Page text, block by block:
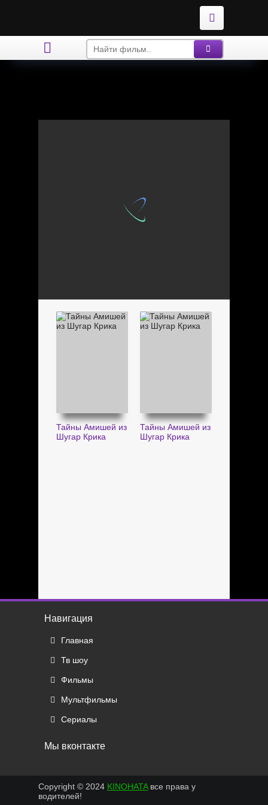
Тайны Амишей из
Шугар Крика
Тайны Амишей из
Шугар Крика
Навигация
Главная
Тв шоу
Фильмы
Мультфильмы
Сериалы
Мы вконтакте
Copyright © 2024 KINOHATAвсе права у
водителей!